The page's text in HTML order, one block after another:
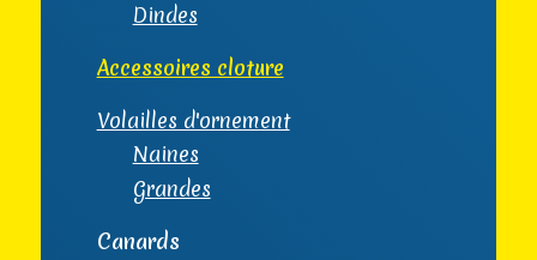
Dindes
Accessoires cloture
Volailles d'ornement
Naines
Grandes
Canards